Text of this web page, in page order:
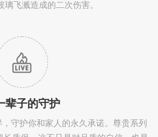
飞溅造成的二次伤害。
辈子的守护
守护你和家人的永久承诺。尊贵系列